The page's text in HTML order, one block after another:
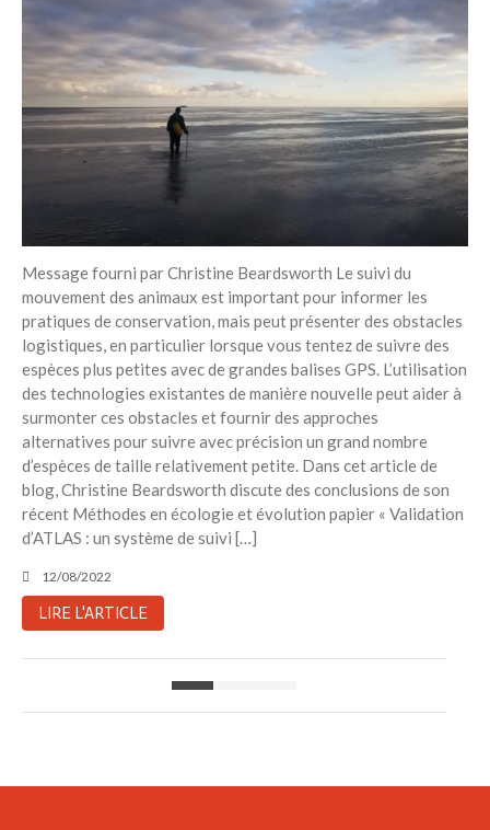
Message fourni par Christine Beardsworth Le suivi du
mouvement des animaux est important pour informer les
pratiques de conservation, mais peut présenter des obstacles
logistiques, en particulier lorsque vous tentez de suivre des
espèces plus petites avec de grandes balises GPS. L’utilisation
des technologies existantes de manière nouvelle peut aider à
surmonter ces obstacles et fournir des approches
alternatives pour suivre avec précision un grand nombre
d’espèces de taille relativement petite. Dans cet article de
blog, Christine Beardsworth discute des conclusions de son
récent Méthodes en écologie et évolution papier « Validation
d’ATLAS : un système de suivi […]
12/08/2022
LIRE L'ARTICLE